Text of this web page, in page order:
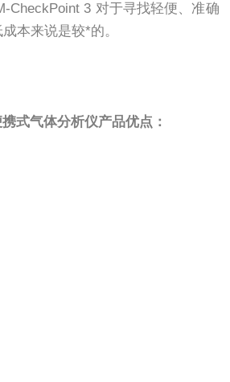
CheckPoint 3 对于寻找轻便、准确
本来说是较*的。
气体分析仪产品优点：